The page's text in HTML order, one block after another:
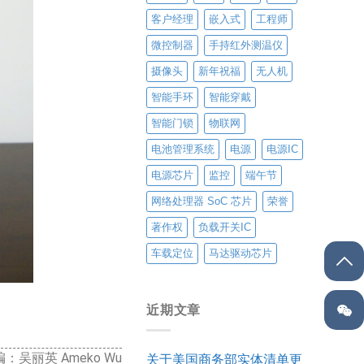
：吴丽英 Ameko Wu
客户经理 嵌入式 工程师
微控制器 手持红外测温仪
摄像头 新年祝福 无人机
智能手环 智能穿戴
智能门锁 物联网
电池管理系统 电源 电源IC
电源芯片 监控 端午节
网络处理器 SoC 芯片 荣誉
著作权 负载开关IC
车载定位 马达驱动芯片
近期文章
关于美国商务部实体清单更